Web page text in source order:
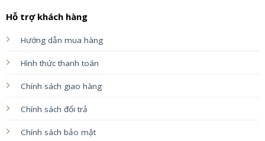
Hỗ trợ khách hàng
Hướng dẫn mua hàng
Hình thức thanh toán
Chính sách giao hàng
Chính sách đổi trả
Chính sách bảo mật